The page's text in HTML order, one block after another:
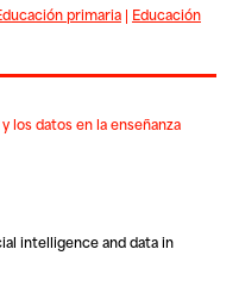
primaria| Educación
los datos en la enseñanza
intelligence and data in